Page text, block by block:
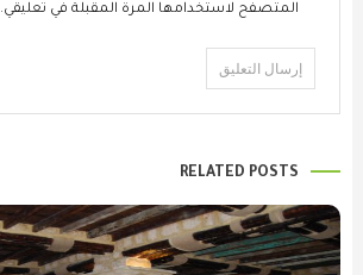
المتصفح لاستخدامها المرة المقبلة في تعليقي.
RELATED POSTS